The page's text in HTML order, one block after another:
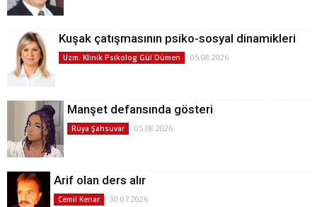
Kuşak çatışmasının psiko-sosyal dinamikleri
Uzm. Klinik Psikolog Gül Dümen 05.08.2026
Manşet defansında gösteri
Rüya Şahsuvar 05.08.2026
Arif olan ders alır
Cemil Kenar 30.07.2026